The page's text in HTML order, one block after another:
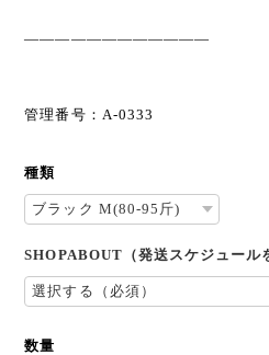
————————————
管理番号：A-0333
種類
SHOPABOUT（発送スケジュール
数量